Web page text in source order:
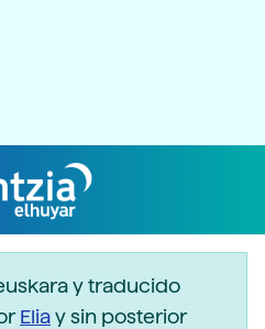
y traducido
Eliay sin posterior